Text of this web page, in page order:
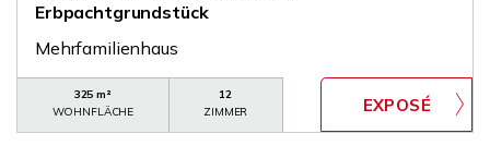
Erbpachtgrundstück
Mehrfamilienhaus
325 m²
WOHNFLÄCHE
12
ZIMMER